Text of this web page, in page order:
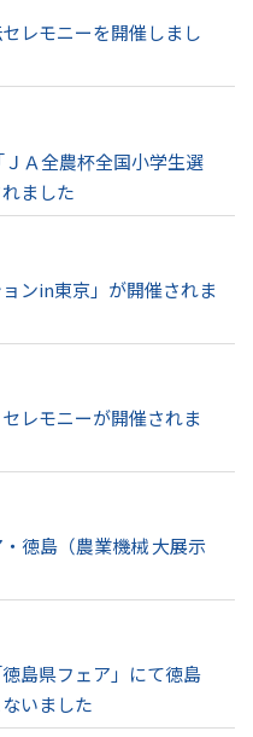
レモニーを開催しまし
Ａ全農杯全国小学生選
ました
ンin東京」が開催されま
レモニーが開催されま
徳島（農業機械 大展示
島県フェア」にて徳島
いました